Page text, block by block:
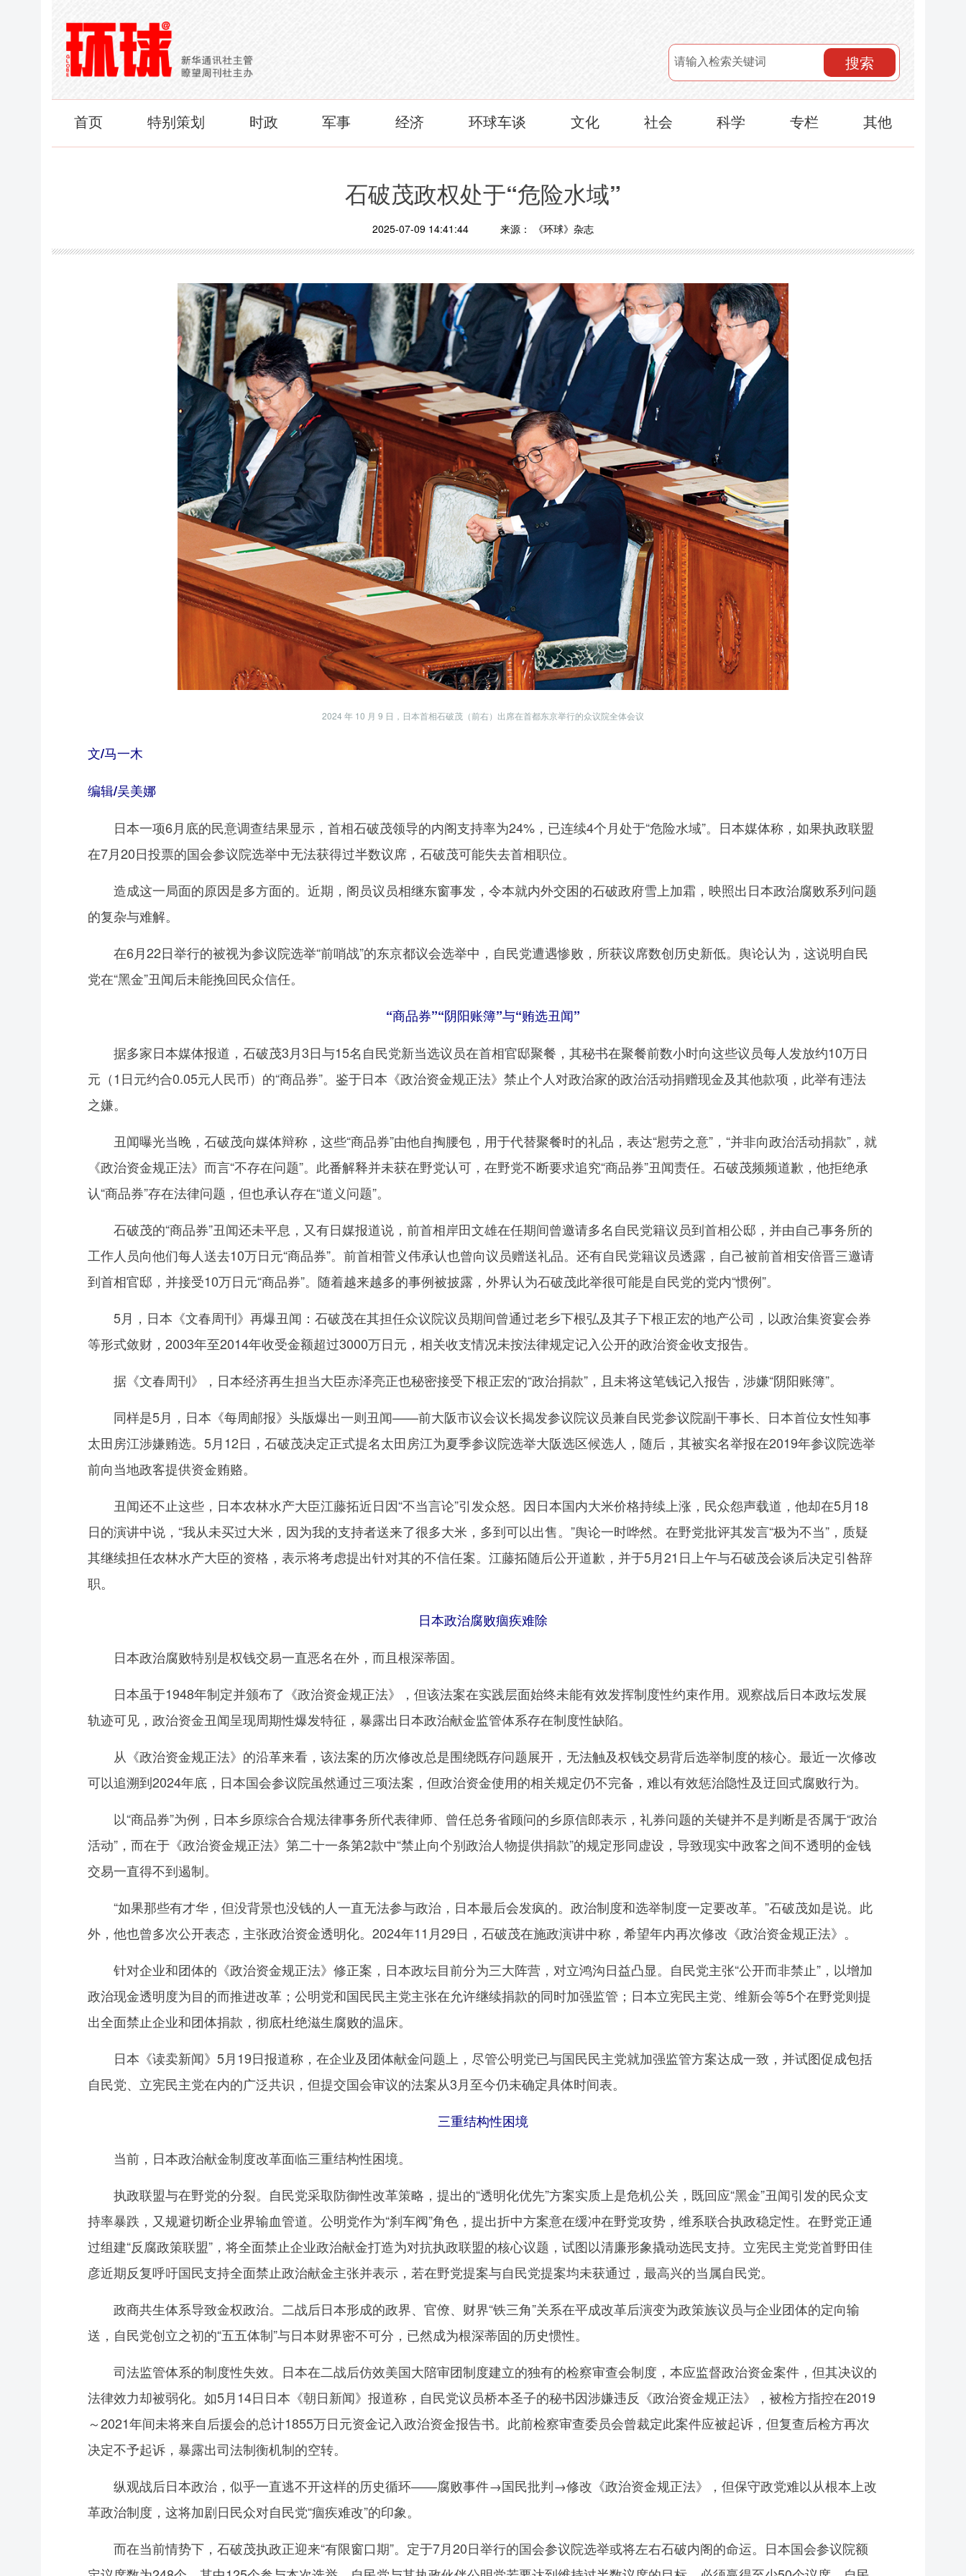
搜索
首页 特别策划 时政 军事 经济 环球车谈 文化 社会 科学 专栏 其他
石破茂政权处于“危险水域”
2025-07-09 14:41:44 来源： 《环球》杂志
2024 年 10 月 9 日，日本首相石破茂（前右）出席在首都东京举行的众议院全体会议
文/马一木
编辑/吴美娜
日本一项6月底的民意调查结果显示，首相石破茂领导的内阁支持率为24%，已连续4个月处于“危险水域”。日本媒体称，如果执政联盟
在7月20日投票的国会参议院选举中无法获得过半数议席，石破茂可能失去首相职位。
造成这一局面的原因是多方面的。近期，阁员议员相继东窗事发，令本就内外交困的石破政府雪上加霜，映照出日本政治腐败系列问题
的复杂与难解。
在6月22日举行的被视为参议院选举“前哨战”的东京都议会选举中，自民党遭遇惨败，所获议席数创历史新低。舆论认为，这说明自民
党在“黑金”丑闻后未能挽回民众信任。
“商品券”“阴阳账簿”与“贿选丑闻”
据多家日本媒体报道，石破茂3月3日与15名自民党新当选议员在首相官邸聚餐，其秘书在聚餐前数小时向这些议员每人发放约10万日
元（1日元约合0.05元人民币）的“商品券”。鉴于日本《政治资金规正法》禁止个人对政治家的政治活动捐赠现金及其他款项，此举有违法
之嫌。
丑闻曝光当晚，石破茂向媒体辩称，这些“商品券”由他自掏腰包，用于代替聚餐时的礼品，表达“慰劳之意”，“并非向政治活动捐款”，就
《政治资金规正法》而言“不存在问题”。此番解释并未获在野党认可，在野党不断要求追究“商品券”丑闻责任。石破茂频频道歉，他拒绝承
认“商品券”存在法律问题，但也承认存在“道义问题”。
石破茂的“商品券”丑闻还未平息，又有日媒报道说，前首相岸田文雄在任期间曾邀请多名自民党籍议员到首相公邸，并由自己事务所的
工作人员向他们每人送去10万日元“商品券”。前首相菅义伟承认也曾向议员赠送礼品。还有自民党籍议员透露，自己被前首相安倍晋三邀请
到首相官邸，并接受10万日元“商品券”。随着越来越多的事例被披露，外界认为石破茂此举很可能是自民党的党内“惯例”。
5月，日本《文春周刊》再爆丑闻：石破茂在其担任众议院议员期间曾通过老乡下根弘及其子下根正宏的地产公司，以政治集资宴会券
等形式敛财，2003年至2014年收受金额超过3000万日元，相关收支情况未按法律规定记入公开的政治资金收支报告。
据《文春周刊》，日本经济再生担当大臣赤泽亮正也秘密接受下根正宏的“政治捐款”，且未将这笔钱记入报告，涉嫌“阴阳账簿”。
同样是5月，日本《每周邮报》头版爆出一则丑闻——前大阪市议会议长揭发参议院议员兼自民党参议院副干事长、日本首位女性知事
太田房江涉嫌贿选。5月12日，石破茂决定正式提名太田房江为夏季参议院选举大阪选区候选人，随后，其被实名举报在2019年参议院选举
前向当地政客提供资金贿赂。
丑闻还不止这些，日本农林水产大臣江藤拓近日因“不当言论”引发众怒。因日本国内大米价格持续上涨，民众怨声载道，他却在5月18
日的演讲中说，“我从未买过大米，因为我的支持者送来了很多大米，多到可以出售。”舆论一时哗然。在野党批评其发言“极为不当”，质疑
其继续担任农林水产大臣的资格，表示将考虑提出针对其的不信任案。江藤拓随后公开道歉，并于5月21日上午与石破茂会谈后决定引咎辞
职。
日本政治腐败痼疾难除
日本政治腐败特别是权钱交易一直恶名在外，而且根深蒂固。
日本虽于1948年制定并颁布了《政治资金规正法》，但该法案在实践层面始终未能有效发挥制度性约束作用。观察战后日本政坛发展
轨迹可见，政治资金丑闻呈现周期性爆发特征，暴露出日本政治献金监管体系存在制度性缺陷。
从《政治资金规正法》的沿革来看，该法案的历次修改总是围绕既存问题展开，无法触及权钱交易背后选举制度的核心。最近一次修改
可以追溯到2024年底，日本国会参议院虽然通过三项法案，但政治资金使用的相关规定仍不完备，难以有效惩治隐性及迂回式腐败行为。
以“商品券”为例，日本乡原综合合规法律事务所代表律师、曾任总务省顾问的乡原信郎表示，礼券问题的关键并不是判断是否属于“政治
活动”，而在于《政治资金规正法》第二十一条第2款中“禁止向个别政治人物提供捐款”的规定形同虚设，导致现实中政客之间不透明的金钱
交易一直得不到遏制。
“如果那些有才华，但没背景也没钱的人一直无法参与政治，日本最后会发疯的。政治制度和选举制度一定要改革。”石破茂如是说。此
外，他也曾多次公开表态，主张政治资金透明化。2024年11月29日，石破茂在施政演讲中称，希望年内再次修改《政治资金规正法》。
针对企业和团体的《政治资金规正法》修正案，日本政坛目前分为三大阵营，对立鸿沟日益凸显。自民党主张“公开而非禁止”，以增加
政治现金透明度为目的而推进改革；公明党和国民民主党主张在允许继续捐款的同时加强监管；日本立宪民主党、维新会等5个在野党则提
出全面禁止企业和团体捐款，彻底杜绝滋生腐败的温床。
日本《读卖新闻》5月19日报道称，在企业及团体献金问题上，尽管公明党已与国民民主党就加强监管方案达成一致，并试图促成包括
自民党、立宪民主党在内的广泛共识，但提交国会审议的法案从3月至今仍未确定具体时间表。
三重结构性困境
当前，日本政治献金制度改革面临三重结构性困境。
执政联盟与在野党的分裂。自民党采取防御性改革策略，提出的“透明化优先”方案实质上是危机公关，既回应“黑金”丑闻引发的民众支
持率暴跌，又规避切断企业界输血管道。公明党作为“刹车阀”角色，提出折中方案意在缓冲在野党攻势，维系联合执政稳定性。在野党正通
过组建“反腐政策联盟”，将全面禁止企业政治献金打造为对抗执政联盟的核心议题，试图以清廉形象撬动选民支持。立宪民主党党首野田佳
彦近期反复呼吁国民支持全面禁止政治献金主张并表示，若在野党提案与自民党提案均未获通过，最高兴的当属自民党。
政商共生体系导致金权政治。二战后日本形成的政界、官僚、财界“铁三角”关系在平成改革后演变为政策族议员与企业团体的定向输
送，自民党创立之初的“五五体制”与日本财界密不可分，已然成为根深蒂固的历史惯性。
司法监管体系的制度性失效。日本在二战后仿效美国大陪审团制度建立的独有的检察审查会制度，本应监督政治资金案件，但其决议的
法律效力却被弱化。如5月14日日本《朝日新闻》报道称，自民党议员桥本圣子的秘书因涉嫌违反《政治资金规正法》，被检方指控在2019
～2021年间未将来自后援会的总计1855万日元资金记入政治资金报告书。此前检察审查委员会曾裁定此案件应被起诉，但复查后检方再次
决定不予起诉，暴露出司法制衡机制的空转。
纵观战后日本政治，似乎一直逃不开这样的历史循环——腐败事件→国民批判→修改《政治资金规正法》，但保守政党难以从根本上改
革政治制度，这将加剧日民众对自民党“痼疾难改”的印象。
而在当前情势下，石破茂执政正迎来“有限窗口期”。定于7月20日举行的国会参议院选举或将左右石破内阁的命运。日本国会参议院额